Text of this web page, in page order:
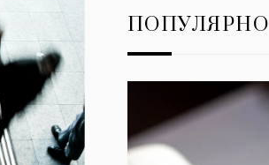
ПОПУЛЯРНО